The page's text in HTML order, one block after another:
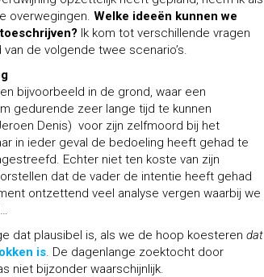
overwegingen. Welke ideeën kunnen we
Ik kom tot verschillende vragen
de volgende twee scenario’s.
bijvoorbeeld in de grond, waar een
gedurende zeer lange tijd te kunnen
Denis) voor zijn zelfmoord bij het
in ieder geval de bedoeling heeft gehad te
Echter niet ten koste van zijn
dat de vader de intentie heeft gehad
ontzettend veel analyse vergen waarbij we
dat plausibel is, als we de hoop koesteren dat
is. De dagenlange zoektocht door
niet bijzonder waarschijnlijk.